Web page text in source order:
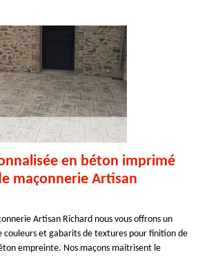
en béton imprimé
maçonnerie Artisan
Artisan Richard nous vous offrons un
couleurs et gabarits de textures pour finition de
empreinte. Nos maçons maitrisent le